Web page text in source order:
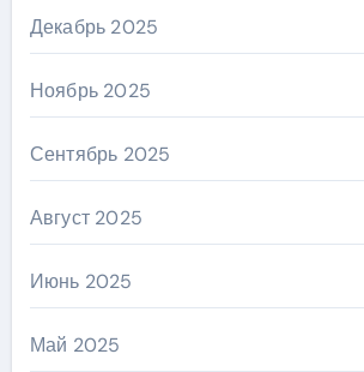
Декабрь 2025
Ноябрь 2025
Сентябрь 2025
Август 2025
Июнь 2025
Май 2025